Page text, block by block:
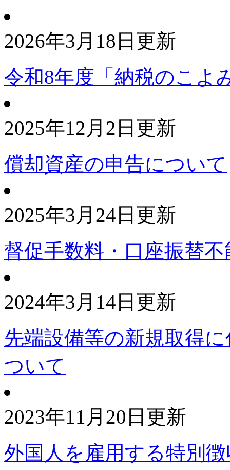
2026年3月18日更新
令和8年度「納税のこよ
2025年12月2日更新
償却資産の申告について
2025年3月24日更新
督促手数料・口座振替
2024年3月14日更新
先端設備等の新規取得
ついて
2023年11月20日更新
外国人を雇用する特別